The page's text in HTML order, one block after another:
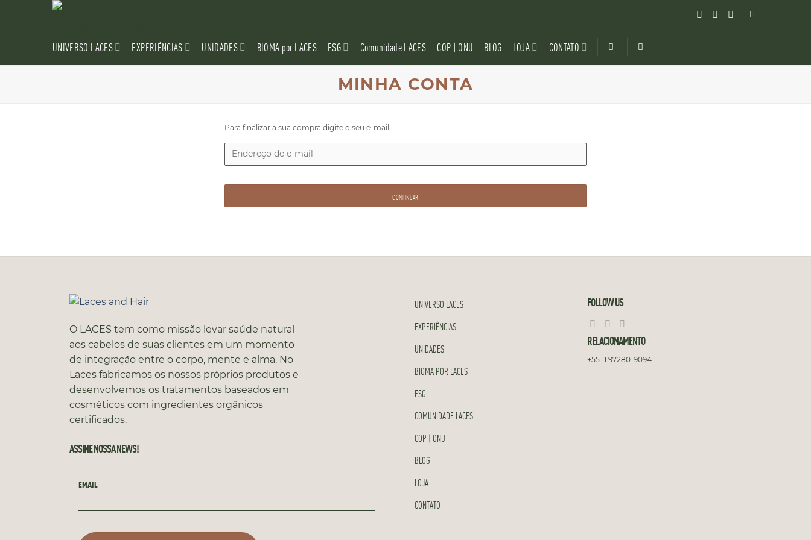
UNIVERSO LACES EXPERIÊNCIAS UNIDADES BIOMA por LACES ESG Comunidade LACES COP | ONU BLOG LOJA CONTATO
MINHA CONTA
Para finalizar a sua compra digite o seu e-mail.
CONTINUAR
O LACES tem como missão levar saúde natural
aos cabelos de suas clientes em um momento
de integração entre o corpo, mente e alma. No
Laces fabricamos os nossos próprios produtos e
desenvolvemos os tratamentos baseados em
cosméticos com ingredientes orgânicos
certificados.
ASSINE NOSSA NEWS!
EMAIL
UNIVERSO LACES
EXPERIÊNCIAS
UNIDADES
BIOMA POR LACES
ESG
COMUNIDADE LACES
COP | ONU
BLOG
LOJA
CONTATO
FOLLOW US
RELACIONAMENTO
+55 11 97280-9094